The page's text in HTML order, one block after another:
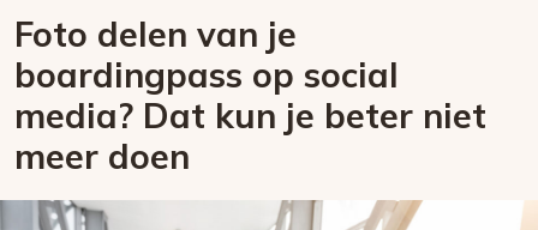
Foto delen van je
boardingpass op social
media? Dat kun je beter niet
meer doen